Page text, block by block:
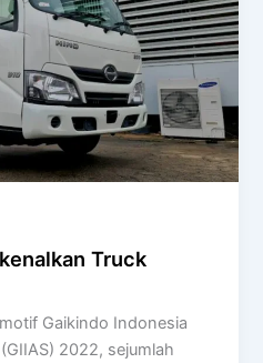
Truck
Gaikindo Indonesia
2022, sejumlah